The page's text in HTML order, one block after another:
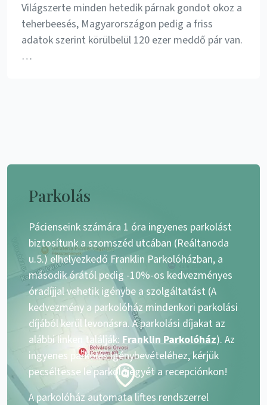
Világszerte minden hetedik párnak gondot okoz a
teherbeesés, Magyarországon pedig a friss
adatok szerint körülbelül 120 ezer meddő pár van.
…
Parkolás
Pácienseink számára 1 óra ingyenes parkolást
biztosítunk a szomszéd utcában (Reáltanoda
u.5.) elhelyezkedő Franklin Parkolóházban, a
második órától pedig -10%-os kedvezményes
óradíjjal vehetik igénybe a szolgáltatást (A
kedvezmény a parkolóház mindenkori parkolási
díjából kerül levonásra. A parkolási díjakat az
alábbi linken találják: Franklin Parkolóház). Az
ingyenes parkolás igénybevételéhez, kérjük
pecséltesse le parkolójegyét a recepciónkon!
A parkolóház automata liftes rendszerrel